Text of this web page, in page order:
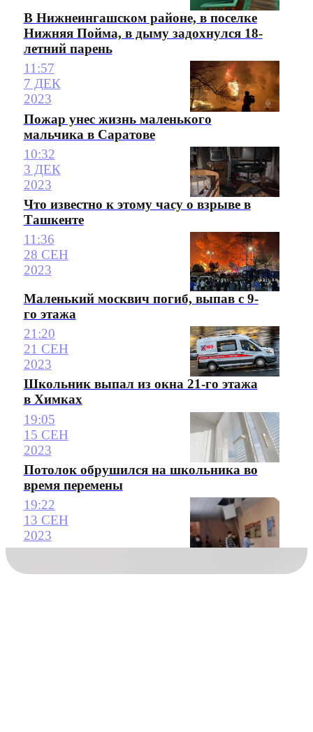
В Нижнеингашском районе, в поселке
Нижняя Пойма, в дыму задохнулся 18-
летний парень
11:57
7 ДЕК
2023
Пожар унес жизнь маленького
мальчика в Саратове
10:32
3 ДЕК
2023
Что известно к этому часу о взрыве в
Ташкенте
11:36
28 СЕН
2023
Маленький москвич погиб, выпав с 9-
го этажа
21:20
21 СЕН
2023
Школьник выпал из окна 21-го этажа
в Химках
19:05
15 СЕН
2023
Потолок обрушился на школьника во
время перемены
19:22
13 СЕН
2023